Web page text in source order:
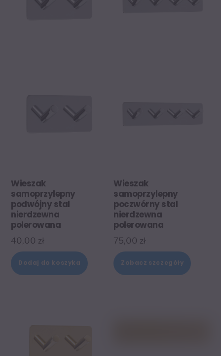
Wieszak
samoprzylepny
podwójny stal
nierdzewna
polerowana
40,00 zł
Dodaj do koszyka
Wieszak
samoprzylepny
poczwórny stal
nierdzewna
polerowana
75,00 zł
Zobacz szczegóły